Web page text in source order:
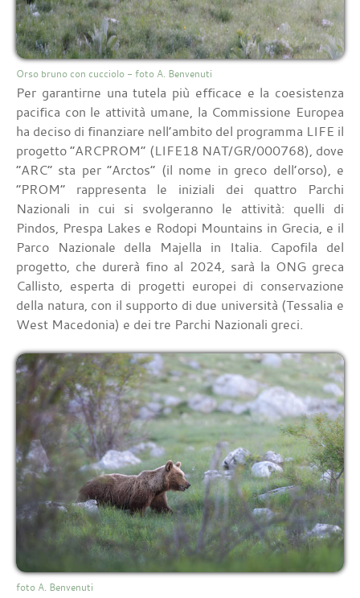
Orso bruno con cucciolo - foto A. Benvenuti
Per garantirne una tutela più efficace e la coesistenza
pacifica con le attività umane, la Commissione Europea
ha deciso di finanziare nell’ambito del programma LIFE il
progetto “ARCPROM” (LIFE18 NAT/GR/000768), dove
“ARC” sta per “Arctos” (il nome in greco dell’orso), e
“PROM” rappresenta le iniziali dei quattro Parchi
Nazionali in cui si svolgeranno le attività: quelli di
Pindos, Prespa Lakes e Rodopi Mountains in Grecia, e il
Parco Nazionale della Majella in Italia. Capofila del
progetto, che durerà fino al 2024, sarà la ONG greca
Callisto, esperta di progetti europei di conservazione
della natura, con il supporto di due università (Tessalia e
West Macedonia) e dei tre Parchi Nazionali greci.
foto A. Benvenuti